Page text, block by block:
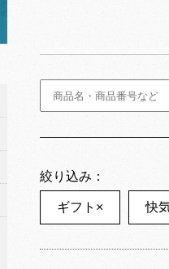
絞り込み：
ギフト × 快